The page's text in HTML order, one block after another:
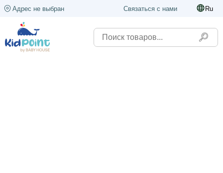
Адрес не выбран Связаться с нами Ru